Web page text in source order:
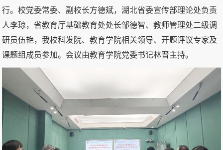
行。校党委常委、副校长方德斌，湖北省委宣传部理论处负责
人李琼，省教育厅基础教育处处长邹德智、教师管理处二级调
研员伍艳，我校科发院、教育学院相关领导、开题评议专家及
课题组成员参加。会议由教育学院党委书记林晋主持。